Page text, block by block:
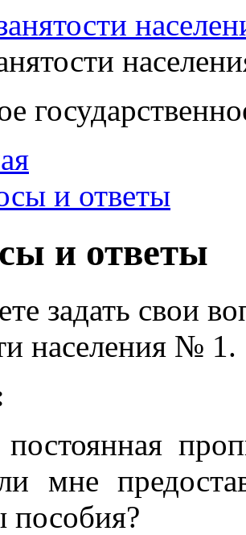
и ответы
и ответы
задать свои
населения № 1.
мне
пособия?